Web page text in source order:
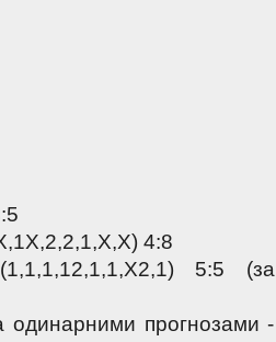
4:8
5:5 (за
одинарними прогнозами -